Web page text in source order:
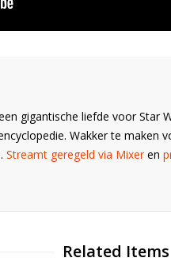
gigantische liefde voor Star
Wakker te maken
Streamt geregeld via Mixeren
Related Items